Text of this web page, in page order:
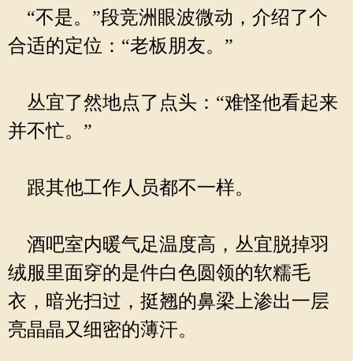
“不是。”段竞洲眼波微动，介绍了个
合适的定位：“老板朋友。”
丛宜了然地点了点头：“难怪他看起来
并不忙。”
跟其他工作人员都不一样。
酒吧室内暖气足温度高，丛宜脱掉羽
绒服里面穿的是件白色圆领的软糯毛
衣，暗光扫过，挺翘的鼻梁上渗出一层
亮晶晶又细密的薄汗。